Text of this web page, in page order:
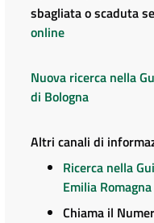
sbagliata o scaduta
online
Nuova ricerca nella
di Bologna
Altri canali di
Ricerca nella
Emilia Romagna
Chiama il